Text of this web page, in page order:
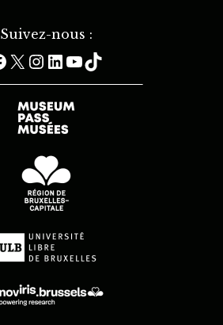
Suivez-nous :
Facebook
X Instagram
LinkedInYouTube